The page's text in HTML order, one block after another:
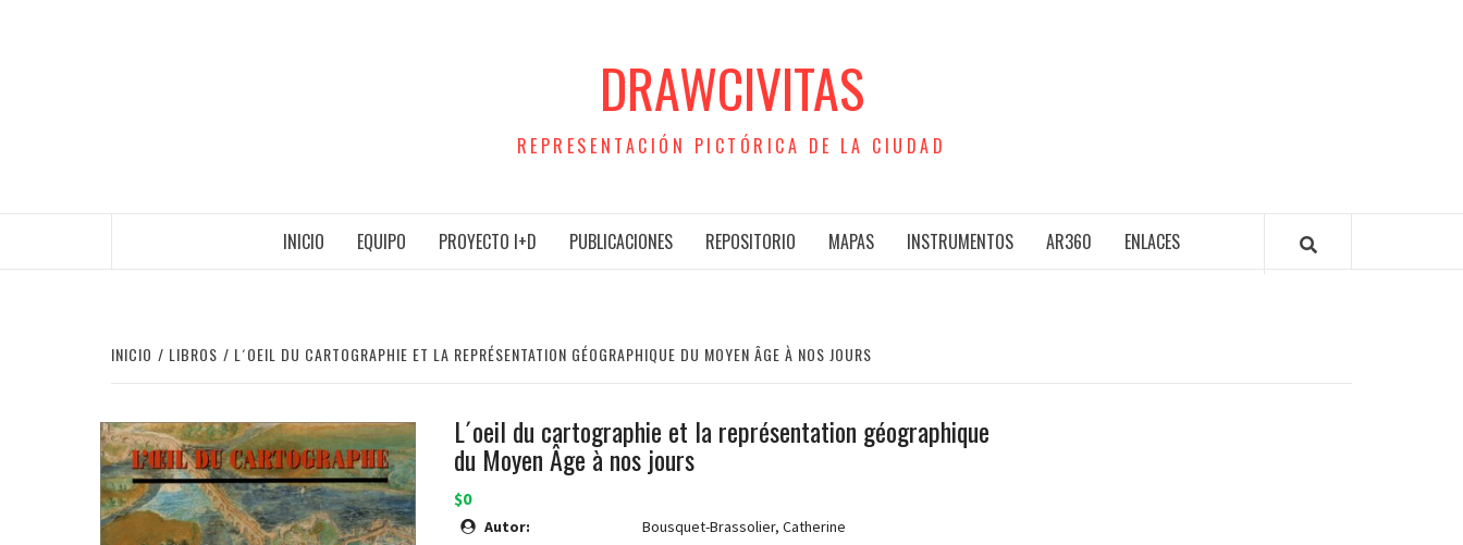
DRAWCIVITAS
REPRESENTACIÓN PICTÓRICA DE LA CIUDAD
INICIO EQUIPO PROYECTO I+D PUBLICACIONES REPOSITORIO MAPAS INSTRUMENTOS AR360 ENLACES
INICIO LIBROS L´OEIL DU CARTOGRAPHIE ET LA REPRÉSENTATION GÉOGRAPHIQUE DU MOYEN ÂGE À NOS JOURS
L´oeil du cartographie et la représentation géographique
du Moyen Âge à nos jours
$0
Autor:
Bousquet-Brassolier, Catherine